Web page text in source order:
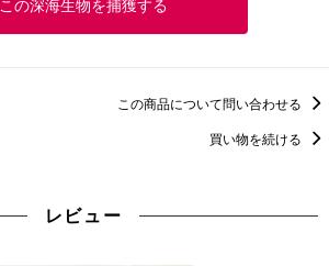
この深海生物を捕獲する
この商品について問い合わせる
買い物を続ける
レビュー